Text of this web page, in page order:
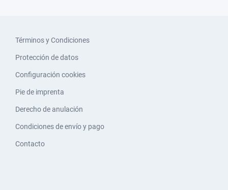
Términos y Condiciones
Protección de datos
Configuración cookies
Pie de imprenta
Derecho de anulación
Condiciones de envío y pago
Contacto